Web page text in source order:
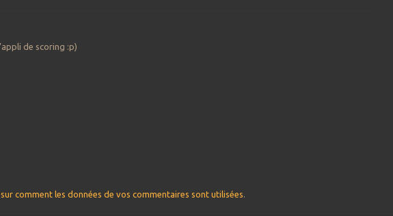
de scoring :p)
comment les données de vos commentaires sont utilisées